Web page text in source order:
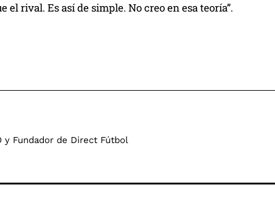
el rival. Es así de simple. No creo en esa teoría”.
Fundador de Direct Fútbol